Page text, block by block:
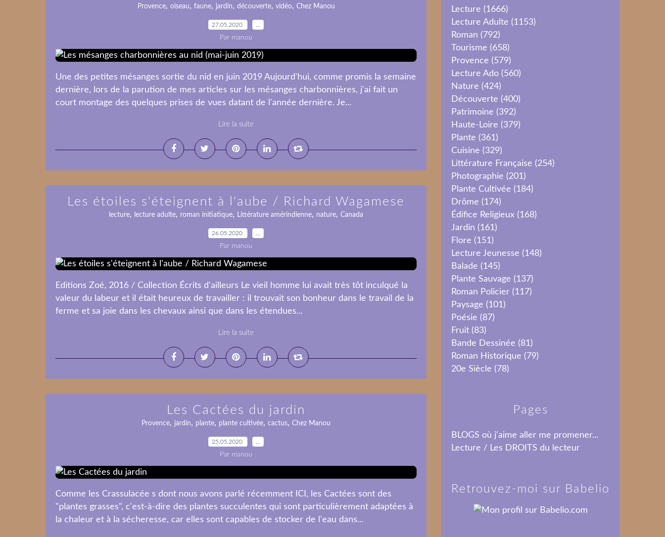
Provence, oiseau, faune, jardin, découverte, vidéo, Chez Manou
27.05.2020
Par manou
Une des petites mésanges sortie du nid en juin 2019 Aujourd'hui, comme promis la semaine
dernière, lors de la parution de mes articles sur les mésanges charbonnières, j'ai fait un
court montage des quelques prises de vues datant de l'année dernière. Je...
Lire la suite
Les étoiles s'éteignent à l'aube / Richard Wagamese
lecture, lecture adulte, roman initiatique, Littérature amérindienne, nature, Canada
26.05.2020
Par manou
Editions Zoé, 2016 / Collection Écrits d'ailleurs Le vieil homme lui avait très tôt inculqué la
valeur du labeur et il était heureux de travailler : il trouvait son bonheur dans le travail de la
ferme et sa joie dans les chevaux ainsi que dans les étendues...
Lire la suite
Les Cactées du jardin
Provence, jardin, plante, plante cultivée, cactus, Chez Manou
25.05.2020
Par manou
Comme les Crassulacée s dont nous avons parlé récemment ICI, les Cactées sont des
"plantes grasses", c'est-à-dire des plantes succulentes qui sont particulièrement adaptées à
la chaleur et à la sécheresse, car elles sont capables de stocker de l'eau dans...
Lecture (1666)
Lecture Adulte (1153)
Roman (792)
Tourisme (658)
Provence (579)
Lecture Ado (560)
Nature (424)
Découverte (400)
Patrimoine (392)
Haute-Loire (379)
Plante (361)
Cuisine (329)
Littérature Française (254)
Photographie (201)
Plante Cultivée (184)
Drôme (174)
Édifice Religieux (168)
Jardin (161)
Flore (151)
Lecture Jeunesse (148)
Balade (145)
Plante Sauvage (137)
Roman Policier (117)
Paysage (101)
Poésie (87)
Fruit (83)
Bande Dessinée (81)
Roman Historique (79)
20e Siècle (78)
Pages
BLOGS où j'aime aller me promener...
Lecture / Les DROITS du lecteur
Retrouvez-moi sur Babelio